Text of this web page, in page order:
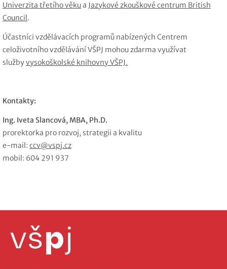
Univerzita třetího věku a Jazykové zkouškové centrum British
Council .
Účastníci vzdělávacích programů nabízených Centrem
celoživotního vzdělávání VŠPJ mohou zdarma využívat
službyvysokoškolské knihovny VŠPJ.
Kontakty:
Ing. Iveta Slancová, MBA, Ph.D.
prorektorka pro rozvoj, strategii a kvalitu
e-mail: ccv@vspj.cz
mobil: 604 291 937